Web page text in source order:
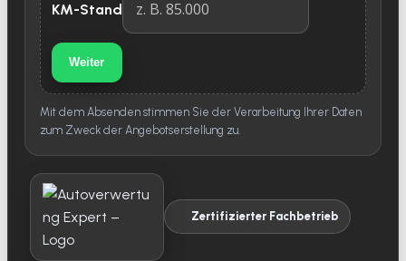
KM-Stand
Weiter
Mit dem Absenden stimmen Sie der Verarbeitung Ihrer Daten
zum Zweck der Angebotserstellung zu.
Zertifizierter Fachbetrieb